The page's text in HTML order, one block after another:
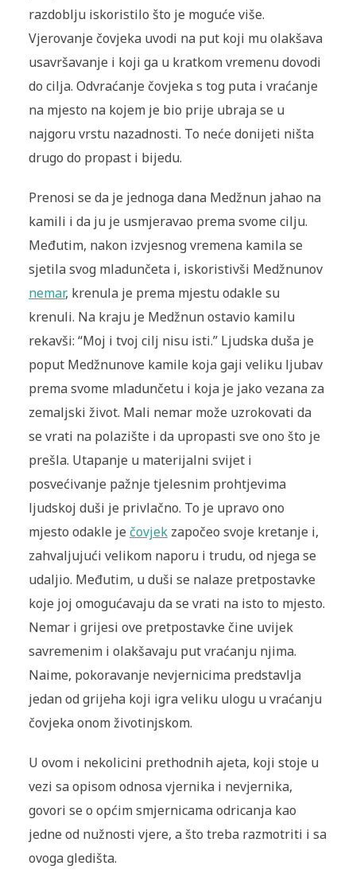
razdoblju iskoristilo što je moguće više.
Vjerovanje čovjeka uvodi na put koji mu olakšava
usavršavanje i koji ga u kratkom vremenu dovodi
do cilja. Odvraćanje čovjeka s tog puta i vraćanje
na mjesto na kojem je bio prije ubraja se u
najgoru vrstu nazadnosti. To neće donijeti ništa
drugo do propast i bijedu.
Prenosi se da je jednoga dana Medžnun jahao na
kamili i da ju je usmjeravao prema svome cilju.
Međutim, nakon izvjesnog vremena kamila se
sjetila svog mladunčeta i, iskoristivši Medžnunov
nemar, krenula je prema mjestu odakle su
krenuli. Na kraju je Medžnun ostavio kamilu
rekavši: “Moj i tvoj cilj nisu isti.” Ljudska duša je
poput Medžnunove kamile koja gaji veliku ljubav
prema svome mladunčetu i koja je jako vezana za
zemaljski život. Mali nemar može uzrokovati da
se vrati na polazište i da upropasti sve ono što je
prešla. Utapanje u materijalni svijet i
posvećivanje pažnje tjelesnim prohtjevima
ljudskoj duši je privlačno. To je upravo ono
mjesto odakle je čovjekzapočeo svoje kretanje i,
zahvaljujući velikom naporu i trudu, od njega se
udaljio. Međutim, u duši se nalaze pretpostavke
koje joj omogućavaju da se vrati na isto to mjesto.
Nemar i grijesi ove pretpostavke čine uvijek
savremenim i olakšavaju put vraćanju njima.
Naime, pokoravanje nevjernicima predstavlja
jedan od grijeha koji igra veliku ulogu u vraćanju
čovjeka onom životinjskom.
U ovom i nekolicini prethodnih ajeta, koji stoje u
vezi sa opisom odnosa vjernika i nevjernika,
govori se o općim smjernicama odricanja kao
jedne od nužnosti vjere, a što treba razmotriti i sa
ovoga gledišta.